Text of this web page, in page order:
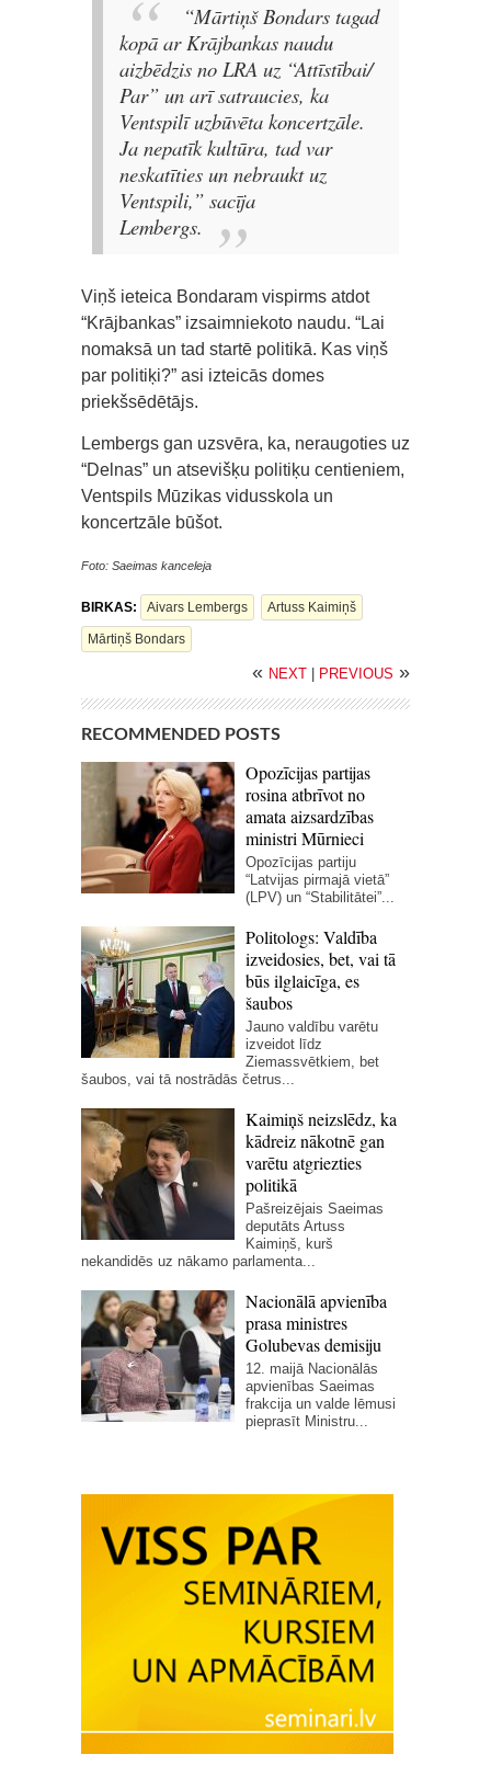
“Mārtiņš Bondars tagad
kopā ar Krājbankas naudu
aizbēdzis no LRA uz “Attīstībai/
Par” un arī satraucies, ka
Ventspilī uzbūvēta koncertzāle.
Ja nepatīk kultūra, tad var
neskatīties un nebraukt uz
Ventspili,” sacīja
Lembergs.
Viņš ieteica Bondaram vispirms atdot
“Krājbankas” izsaimniekoto naudu. “Lai
nomaksā un tad startē politikā. Kas viņš
par politiķi?” asi izteicās domes
priekšsēdētājs.
Lembergs gan uzsvēra, ka, neraugoties uz
“Delnas” un atsevišķu politiķu centieniem,
Ventspils Mūzikas vidusskola un
koncertzāle būšot.
Foto: Saeimas kanceleja
BIRKAS: Aivars Lembergs Artuss Kaimiņš
Mārtiņš Bondars
« NEXT | PREVIOUS »
RECOMMENDED POSTS
Opozīcijas partijas
rosina atbrīvot no
amata aizsardzības
ministri Mūrnieci
Opozīcijas partiju
“Latvijas pirmajā vietā”
(LPV) un “Stabilitātei”...
Politologs: Valdība
izveidosies, bet, vai tā
būs ilglaicīga, es
šaubos
Jauno valdību varētu
izveidot līdz
Ziemassvētkiem, bet
šaubos, vai tā nostrādās četrus...
Kaimiņš neizslēdz, ka
kādreiz nākotnē gan
varētu atgriezties
politikā
Pašreizējais Saeimas
deputāts Artuss
Kaimiņš, kurš
nekandidēs uz nākamo parlamenta...
Nacionālā apvienība
prasa ministres
Golubevas demisiju
12. maijā Nacionālās
apvienības Saeimas
frakcija un valde lēmusi
pieprasīt Ministru...